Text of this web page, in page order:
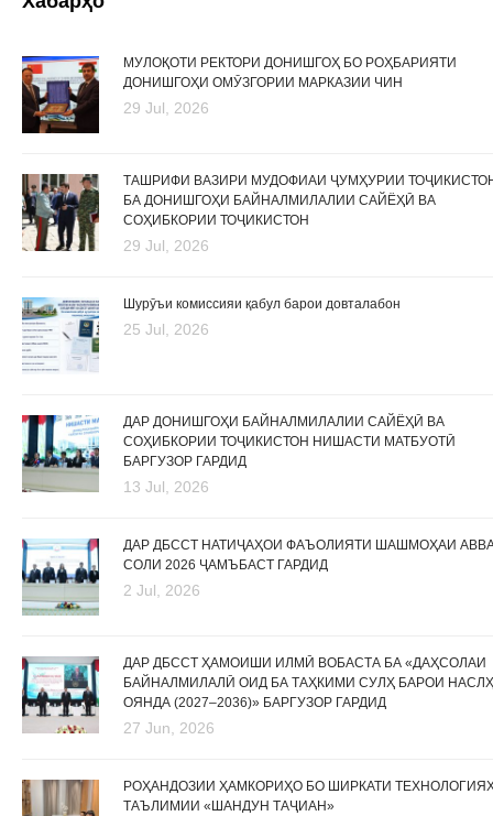
МУЛОҚОТИ РЕКТОРИ ДОНИШГОҲ БО РОҲБАРИЯТИ
ДОНИШГОҲИ ОМӮЗГОРИИ МАРКАЗИИ ЧИН
29 Jul, 2026
ТАШРИФИ ВАЗИРИ МУДОФИАИ ҶУМҲУРИИ
БА ДОНИШГОҲИ БАЙНАЛМИЛАЛИИ САЙЁҲӢ ВА
СОҲИБКОРИИ ТОҶИКИСТОН
29 Jul, 2026
Шурӯъи комиссияи қабул барои довталабон
25 Jul, 2026
ДАР ДОНИШГОҲИ БАЙНАЛМИЛАЛИИ САЙЁҲӢ ВА
СОҲИБКОРИИ ТОҶИКИСТОН НИШАСТИ МАТБУОТӢ
БАРГУЗОР ГАРДИД
13 Jul, 2026
ДАР ДБССТ НАТИҶАҲОИ ФАЪОЛИЯТИ ШАШМОҲАИ
СОЛИ 2026 ҶАМЪБАСТ ГАРДИД
2 Jul, 2026
ДАР ДБССТ ҲАМОИШИ ИЛМӢ ВОБАСТА БА «ДАҲСОЛАИ
БАЙНАЛМИЛАЛӢ ОИД БА ТАҲКИМИ СУЛҲ БАРОИ
ОЯНДА (2027–2036)» БАРГУЗОР ГАРДИД
27 Jun, 2026
РОҲАНДОЗИИ ҲАМКОРИҲО БО ШИРКАТИ
ТАЪЛИМИИ «ШАНДУН ТАҶИАН»